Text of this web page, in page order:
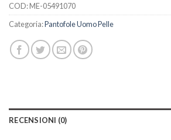
COD:ME-05491070
Categoria:Pantofole Uomo Pelle
RECENSIONI (0)